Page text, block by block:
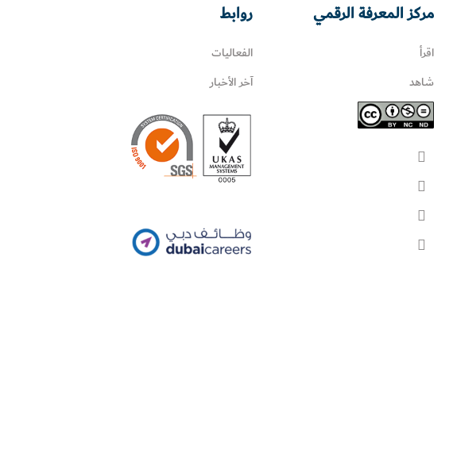
مركز المعرفة الرقمي
اقرأ
شاهد
روابط
الفعاليات
آخر الأخبار